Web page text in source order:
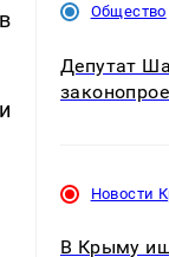
Общество
Депутат
Новости
В Крыму